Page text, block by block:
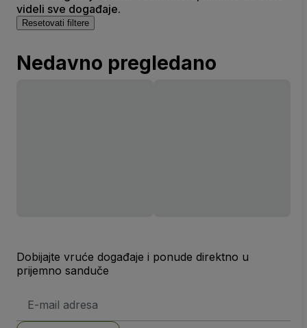
videli sve događaje.
Resetovati filtere
Nedavno pregledano
Dobijajte vruće događaje i ponude direktno u
prijemno sanduče
mail